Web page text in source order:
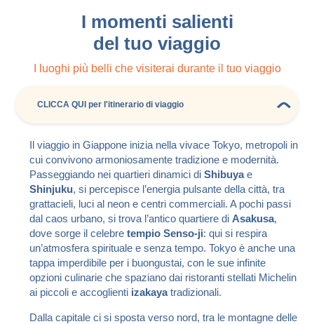
I momenti salienti
del tuo viaggio
I luoghi più belli che visiterai durante il tuo viaggio
CLICCA QUI per l'itinerario di viaggio
Il viaggio in Giappone inizia nella vivace Tokyo, metropoli in
cui convivono armoniosamente tradizione e modernità.
Passeggiando nei quartieri dinamici diShibuyae
Shinjuku, si percepisce l’energia pulsante della città, tra
grattacieli, luci al neon e centri commerciali. A pochi passi
dal caos urbano, si trova l’antico quartiere di Asakusa,
dove sorge il celebretempio Senso-ji: qui si respira
un’atmosfera spirituale e senza tempo. Tokyo è anche una
tappa imperdibile per i buongustai, con le sue infinite
opzioni culinarie che spaziano dai ristoranti stellati Michelin
ai piccoli e accoglienti izakayatradizionali.
Dalla capitale ci si sposta verso nord, tra le montagne delle